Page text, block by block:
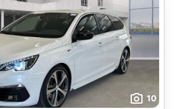
10